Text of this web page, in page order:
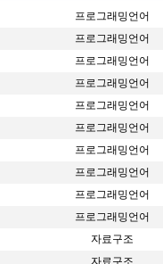
프로그래밍언어
프로그래밍언어
프로그래밍언어
프로그래밍언어
프로그래밍언어
프로그래밍언어
프로그래밍언어
프로그래밍언어
프로그래밍언어
프로그래밍언어
자료구조
자료구조